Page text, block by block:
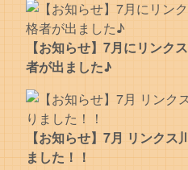
【お知らせ】7月にリンク
者が出ました♪
【お知らせ】7月 リンク
ました！！